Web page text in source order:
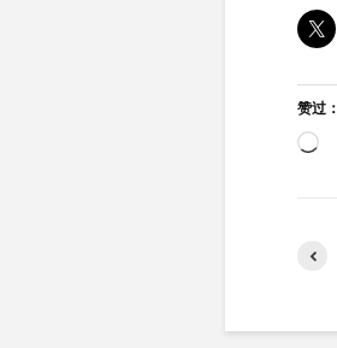
赞过：
正